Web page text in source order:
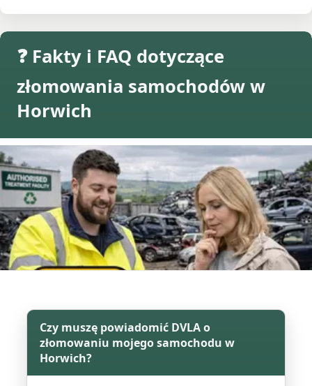
❓ Fakty i FAQ dotyczące
złomowania samochodów w
Horwich
Czy muszę powiadomić DVLA o
złomowaniu mojego samochodu w
Horwich?